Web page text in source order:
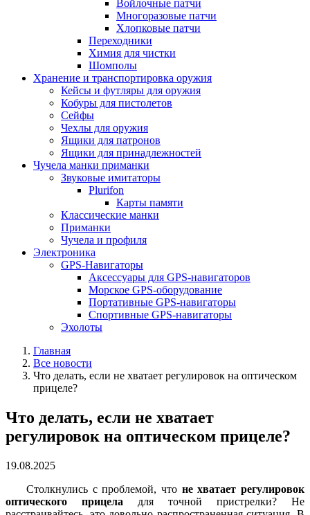
Войлочные патчи
Многоразовые патчи
Хлопковые патчи
Переходники
Химия для чистки
Шомполы
Хранение и транспортировка оружия
Кейсы и футляры для оружия
Кобуры для пистолетов
Сейфы
Чехлы для оружия
Ящики для патронов
Ящики для принадлежностей
Чучела манки приманки
Звуковые имитаторы
Plurifon
Карты памяти
Классические манки
Приманки
Чучела и профиля
Электроника
GPS-Навигаторы
Аксессуары для GPS-навигаторов
Морское GPS-оборудование
Портативные GPS-навигаторы
Спортивные GPS-навигаторы
Эхолоты
Главная
Все новости
Что делать, если не хватает регулировок на оптическом
прицеле?
Что делать, если не хватает
регулировок на оптическом прицеле?
19.08.2025
Столкнулись с проблемой, что не хватает регулировок
оптического прицела для точной пристрелки? Не